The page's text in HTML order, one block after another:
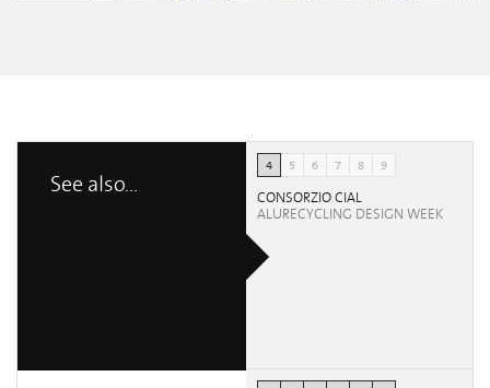
See also...
4 5 6 7 8 9
CONSORZIO CIAL
ALURECYCLING DESIGN WEEK